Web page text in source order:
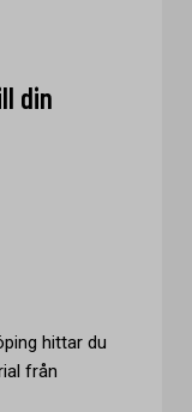
din
hittar du
från